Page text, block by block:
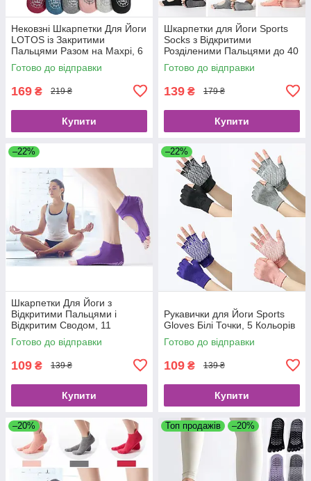
Нековзні Шкарпетки Для Йоги
LOTOS із Закритими
Пальцями Разом на Махрі, 6
Кольорів
Готово до відправки
169 ₴ 219 ₴
Купити
Шкарпетки для Йоги Sports
Socks з Відкритими
Розділеними Пальцями до 40
Розміру, 8 кольорів
Готово до відправки
139 ₴ 179 ₴
Купити
–22%
Шкарпетки Для Йоги з
Відкритими Пальцями і
Відкритим Сводом, 11
кольорів
Готово до відправки
109 ₴ 139 ₴
Купити
–22%
Рукавички для Йоги Sports
Gloves Білі Точки, 5 Кольорів
Готово до відправки
109 ₴ 139 ₴
Купити
–20% Топ продажів –20%